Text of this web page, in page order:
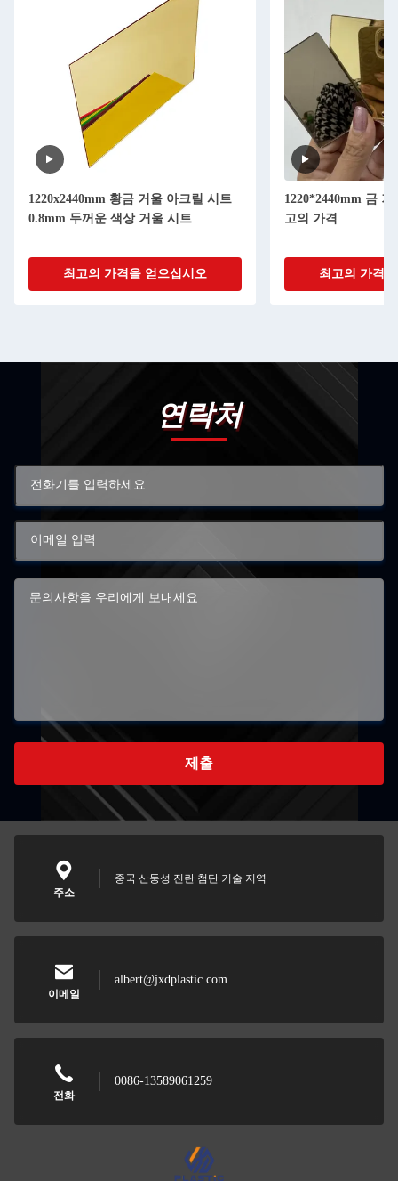
1220x2440mm 황금 거울 아크릴 시트
0.8mm 두꺼운 색상 거울 시트
최고의 가격을 얻으십시오
1220*2440mm 금
고의 가격
최고의 가격
연락처
제출
주소
중국 산둥성 진란 첨단 기술 지역
이메일
albert@jxdplastic.com
전화
0086-13589061259